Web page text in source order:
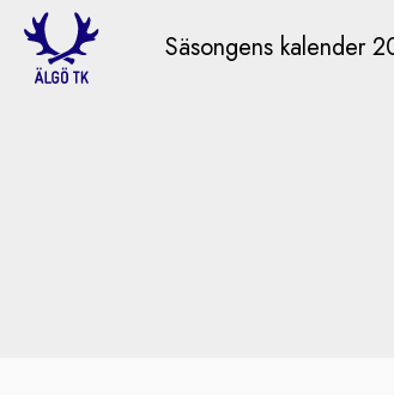
Säsongens kalender